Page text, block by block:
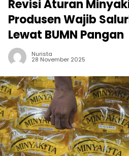
Revisi Aturan
Produsen Wajib
Lewat BUMN Pangan
Nurista
28 November 2025